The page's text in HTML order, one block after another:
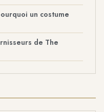
un costume
de The